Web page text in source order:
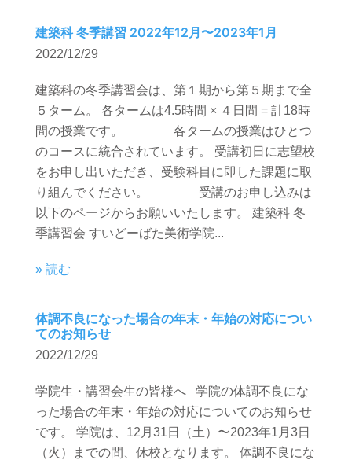
建築科 冬季講習 2022年12月〜2023年1月
2022/12/29
建築科の冬季講習会は、第１期から第５期まで全
５ターム。 各タームは4.5時間 × ４日間 = 計18時
間の授業です。 各タームの授業はひとつ
のコースに統合されています。 受講初日に志望校
をお申し出いただき、受験科目に即した課題に取
り組んでください。 受講のお申し込みは
以下のページからお願いいたします。 建築科 冬
季講習会 すいどーばた美術学院...
» 読む
体調不良になった場合の年末・年始の対応につい
てのお知らせ
2022/12/29
学院生・講習会生の皆様へ 学院の体調不良にな
った場合の年末・年始の対応についてのお知らせ
です。 学院は、12月31日（土）〜2023年1月3日
（火）までの間、休校となります。 体調不良にな